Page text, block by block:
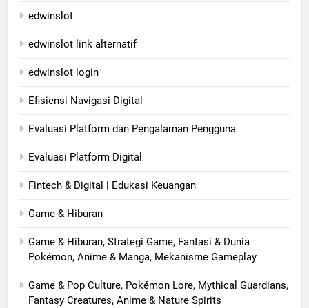
edwinslot
edwinslot link alternatif
edwinslot login
Efisiensi Navigasi Digital
Evaluasi Platform dan Pengalaman Pengguna
Evaluasi Platform Digital
Fintech & Digital | Edukasi Keuangan
Game & Hiburan
Game & Hiburan, Strategi Game, Fantasi & Dunia
Pokémon, Anime & Manga, Mekanisme Gameplay
Game & Pop Culture, Pokémon Lore, Mythical Guardians,
Fantasy Creatures, Anime & Nature Spirits